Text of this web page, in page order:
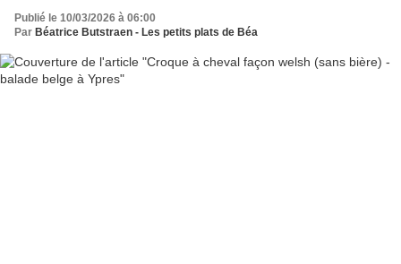
Publié le 10/03/2026 à 06:00
Par Béatrice Butstraen - Les petits plats de Béa